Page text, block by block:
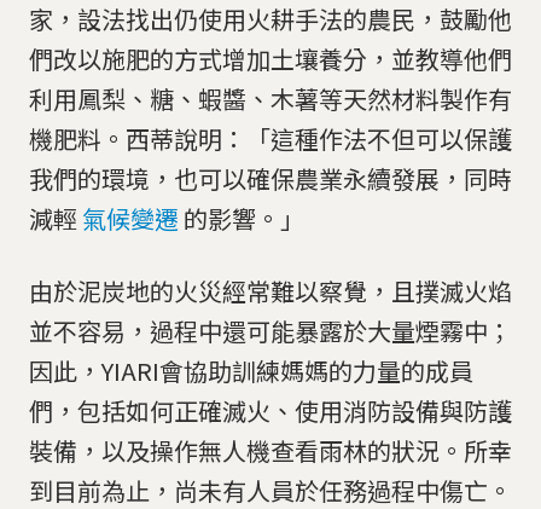
家，設法找出仍使用火耕手法的農民，鼓勵他
們改以施肥的方式增加土壤養分，並教導他們
利用鳳梨、糖、蝦醬、木薯等天然材料製作有
機肥料。西蒂說明：「這種作法不但可以保護
我們的環境，也可以確保農業永續發展，同時
減輕 氣候變遷 的影響。」
由於泥炭地的火災經常難以察覺，且撲滅火焰
並不容易，過程中還可能暴露於大量煙霧中；
因此，YIARI會協助訓練媽媽的力量的成員
們，包括如何正確滅火、使用消防設備與防護
裝備，以及操作無人機查看雨林的狀況。所幸
到目前為止，尚未有人員於任務過程中傷亡。